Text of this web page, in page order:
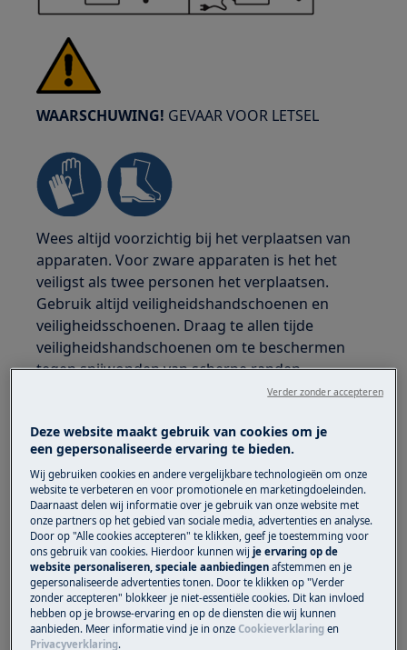
WAARSCHUWING! GEVAAR VOOR LETSEL
Wees altijd voorzichtig bij het verplaatsen van
apparaten. Voor zware apparaten is het het
veiligst als twee personen het verplaatsen.
Gebruik altijd veiligheidshandschoenen en
veiligheidsschoenen. Draag te allen tijde
veiligheidshandschoenen om te beschermen
tegen snijwonden van scherpe randen.
WAARSCHUWING!GEVAAR VOOR OOGLETSEL
Draag veiligheidsbrillen als u onderhouds- of
reparatiewerkzaamheden uitvoert waarbij
Deze website maakt gebruik van cookies om je
een gepersonaliseerde ervaring te bieden.
Wij gebruiken cookies en andere vergelijkbare technologieën om onze
website te verbeteren en voor promotionele en marketingdoeleinden.
Daarnaast delen wij informatie over je gebruik van onze website met
onze partners op het gebied van sociale media, advertenties en analyse.
Door op "Alle cookies accepteren" te klikken, geef je toestemming voor
ons gebruik van cookies. Hierdoor kunnen wijje ervaring op de
website personaliseren, speciale aanbiedingen afstemmen en je
gepersonaliseerde advertenties tonen. Door te klikken op "Verder
zonder accepteren" blokkeer je niet-essentiële cookies. Dit kan invloed
hebben op je browse-ervaring en op de diensten die wij kunnen
aanbieden. Meer informatie vind je in onzeCookieverklaring en
Privacyverklaring.
Verder zonder accepteren